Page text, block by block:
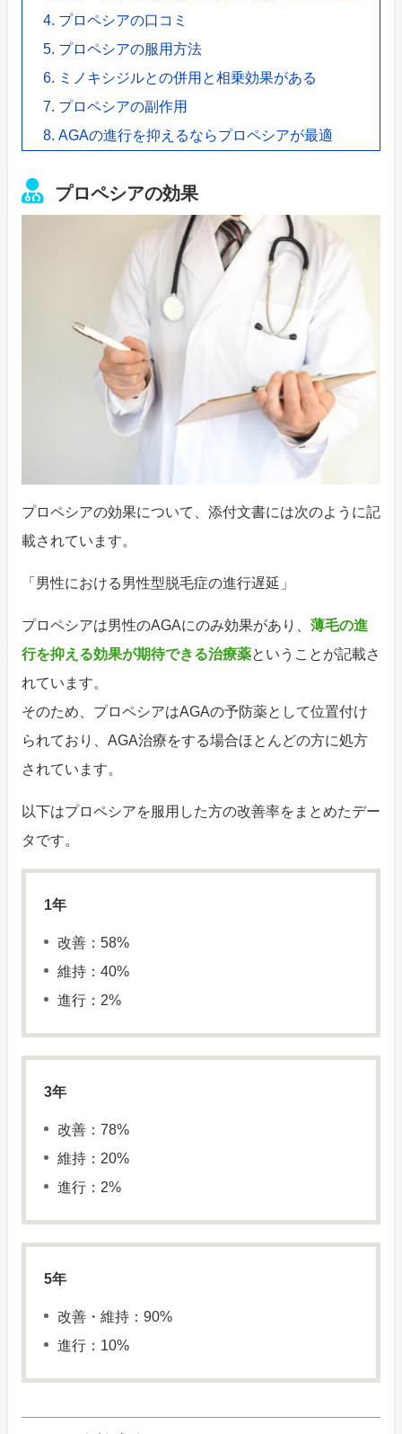
プロペシアの口コミ
プロペシアの服用方法
ミノキシジルとの併用と相乗効果がある
プロペシアの副作用
AGAの進行を抑えるならプロペシアが最適
プロペシアの効果
プロペシアの効果について、添付文書には次のように記
載されています。
「男性における男性型脱毛症の進行遅延」
プロペシアは男性のAGAにのみ効果があり、 薄毛の進
行を抑える効果が期待できる治療薬ということが記載さ
れています。
そのため、プロペシアはAGAの予防薬として位置付け
られており、AGA治療をする場合ほとんどの方に処方
されています。
以下はプロペシアを服用した方の改善率をまとめたデー
タです。
1年
改善：58%
維持：40%
進行：2%
3年
改善：78%
維持：20%
進行：2%
5年
改善・維持：90%
進行：10%